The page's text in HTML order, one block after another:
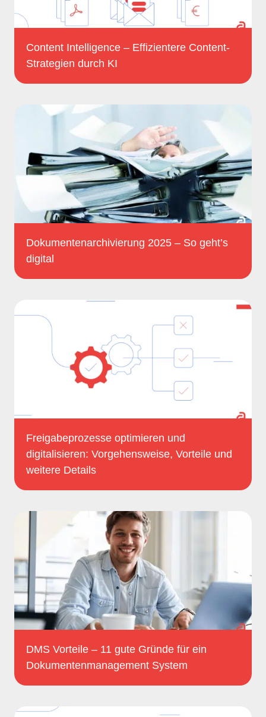
Content Intelligence – Effizientere Content-
Strategien durch KI
Dokumentenarchivierung 2025 – So geht’s
digital
Freigabeprozesse optimieren und
digitalisieren: Vorgehensweise, Vorteile und
weitere Details
DMS Vorteile – 11 gute Gründe für ein
Dokumentenmanagement System